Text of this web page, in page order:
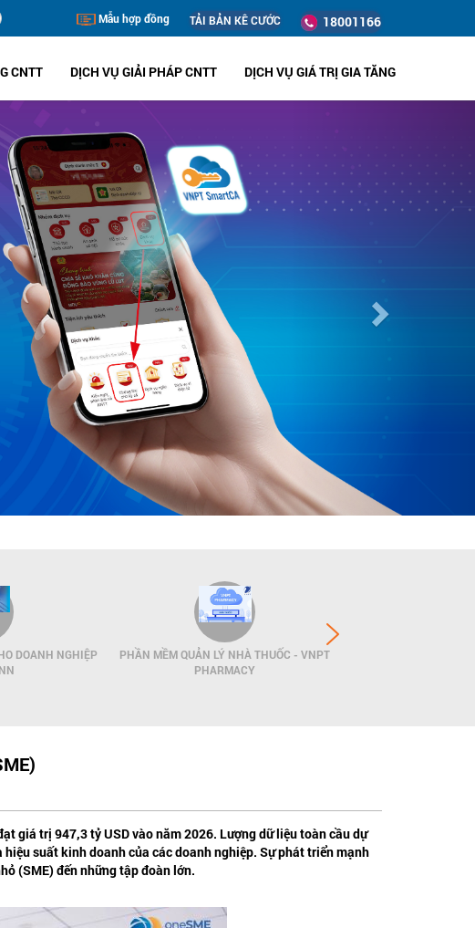
Mẫu hợp đồng TẢI BẢN KÊ CƯỚC 18001166
CNTT DỊCH VỤ GIẢI PHÁP CNTT DỊCH VỤ GIÁ TRỊ GIA TĂNG
DOANH NGHIỆP
PHẦN MỀM QUẢN LÝ NHÀ THUỐC - VNPT
PHARMACY
giá trị 947,3 tỷ USD vào năm 2026. Lượng dữ liệu toàn cầu dự
suất kinh doanh của các doanh nghiệp. Sự phát triển mạnh
(SME) đến những tập đoàn lớn.